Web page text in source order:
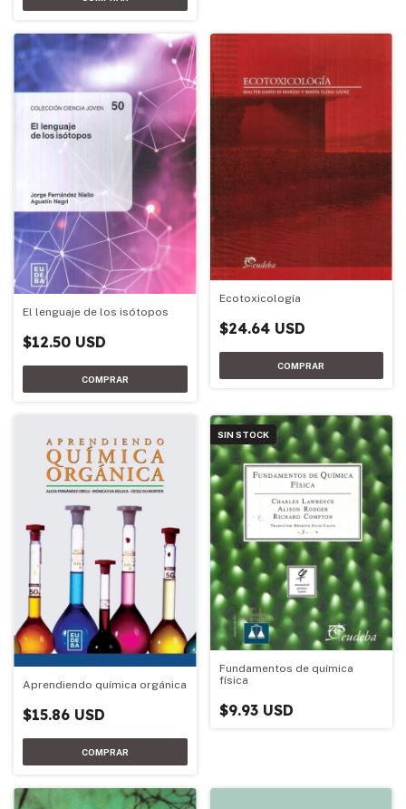
El lenguaje de los isótopos
$12.50 USD
Ecotoxicología
$24.64 USD
Aprendiendo química orgánica
$15.86 USD
SIN STOCK
Fundamentos de química
física
$9.93 USD